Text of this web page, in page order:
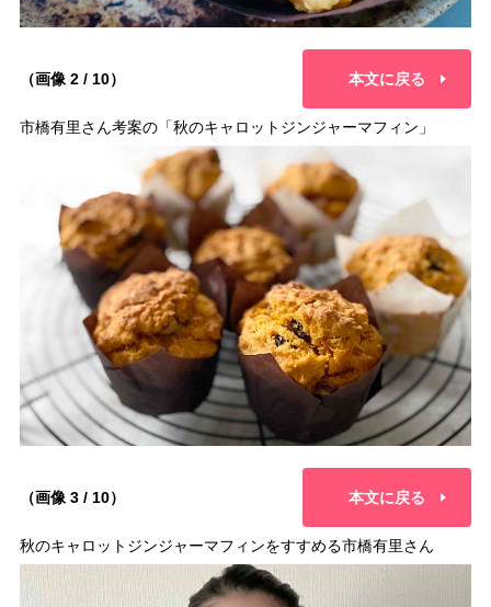
（画像 2 / 10） 本文に戻る
市橋有里さん考案の「秋のキャロットジンジャーマフィン」
（画像 3 / 10） 本文に戻る
秋のキャロットジンジャーマフィンをすすめる市橋有里さん